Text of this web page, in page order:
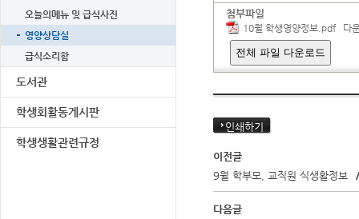
오늘의메뉴 및 급식사진
영양상담실
급식소리함
도서관
학생회활동게시판
학생생활관련규정
첨부파일
10월 학생영양정보.pdf 다
전체 파일 다운로드
인쇄하기
이전글
9월 학부모, 교직원 식생활정보
다음글